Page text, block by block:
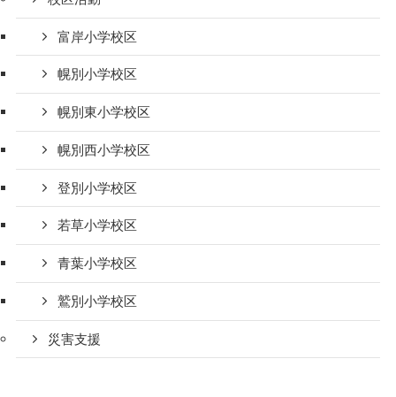
富岸小学校区
幌別小学校区
幌別東小学校区
幌別西小学校区
登別小学校区
若草小学校区
青葉小学校区
鷲別小学校区
災害支援